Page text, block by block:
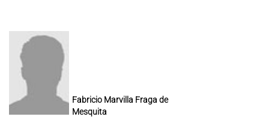
Fabricio Marvilla Fraga de
Mesquita